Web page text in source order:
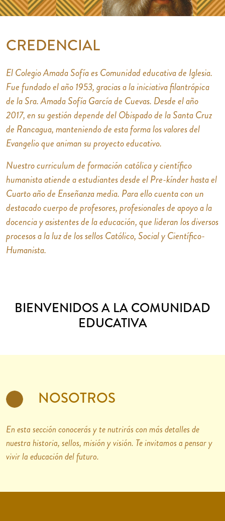
CREDENCIAL
El Colegio Amada Sofía es Comunidad educativa de Iglesia.
Fue fundado el año 1953, gracias a la iniciativa filantrópica
de la Sra. Amada Sofía García de Cuevas. Desde el año
2017, en su gestión depende del Obispado de la Santa Cruz
de Rancagua, manteniendo de esta forma los valores del
Evangelio que animan su proyecto educativo.
Nuestro curriculum de formación católica y científico
humanista atiende a estudiantes desde el Pre-kínder hasta el
Cuarto año de Enseñanza media. Para ello cuenta con un
destacado cuerpo de profesores, profesionales de apoyo a la
docencia y asistentes de la educación, que lideran los diversos
procesos a la luz de los sellos Católico, Social y Científico-
Humanista.
BIENVENIDOS A LA COMUNIDAD
EDUCATIVA
NOSOTROS
En esta sección conocerás y te nutrirás con más detalles de
nuestra historia, sellos, misión y visión. Te invitamos a pensar y
vivir la educación del futuro.